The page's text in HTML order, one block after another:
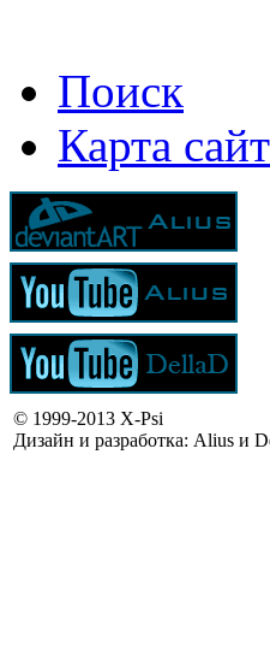
Поиск
Карта
© 1999-2013 X-Psi
Дизайн и разработка: Alius и